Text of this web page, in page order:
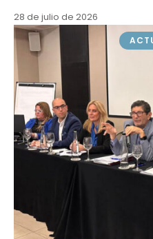
28 de julio de 2026